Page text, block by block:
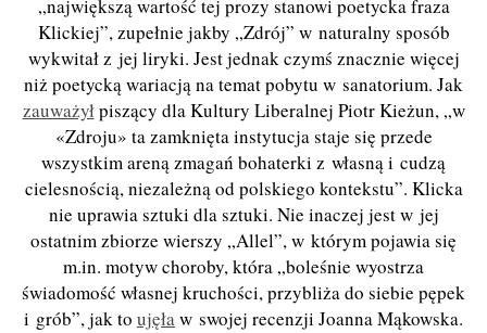
„największą wartość tej prozy stanowi poetycka fraza
Klickiej”, zupełnie jakby „Zdrój” w naturalny sposób
wykwitał z jej liryki. Jest jednak czymś znacznie więcej
niż poetycką wariacją na temat pobytu w sanatorium. Jak
zauważyłpiszący dla Kultury Liberalnej Piotr Kieżun, „w
«Zdroju» ta zamknięta instytucja staje się przede
wszystkim areną zmagań bohaterki z własną i cudzą
cielesnością, niezależną od polskiego kontekstu”. Klicka
nie uprawia sztuki dla sztuki. Nie inaczej jest w jej
ostatnim zbiorze wierszy „Allel”, w którym pojawia się
m.in. motyw choroby, która „boleśnie wyostrza
świadomość własnej kruchości, przybliża do siebie pępek
i grób”, jak to ujęław swojej recenzji Joanna Mąkowska.